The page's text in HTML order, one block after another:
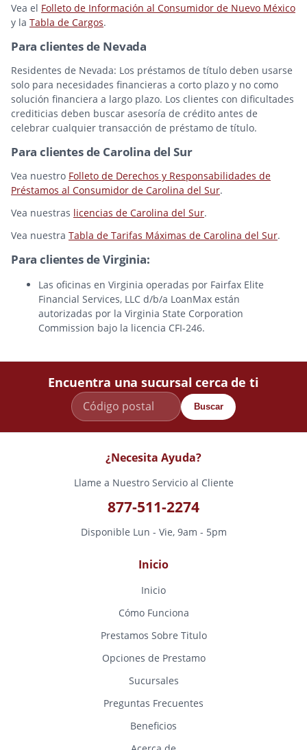
Vea el Folleto de Información al Consumidor de Nuevo México
y la Tabla de Cargos.
Para clientes de Nevada
Residentes de Nevada: Los préstamos de título deben usarse
solo para necesidades financieras a corto plazo y no como
solución financiera a largo plazo. Los clientes con dificultades
crediticias deben buscar asesoría de crédito antes de
celebrar cualquier transacción de préstamo de título.
Para clientes de Carolina del Sur
Vea nuestro Folleto de Derechos y Responsabilidades de
Préstamos al Consumidor de Carolina del Sur.
Vea nuestras licencias de Carolina del Sur.
Vea nuestra Tabla de Tarifas Máximas de Carolina del Sur.
Para clientes de Virginia:
Las oficinas en Virginia operadas por Fairfax Elite
Financial Services, LLC d/b/a LoanMax están
autorizadas por la Virginia State Corporation
Commission bajo la licencia CFI-246.
Encuentra una sucursal cerca de ti
Buscar
¿Necesita Ayuda?
Llame a Nuestro Servicio al Cliente
877-511-2274
Disponible Lun - Vie, 9am - 5pm
Inicio
Inicio
Cómo Funciona
Prestamos Sobre Titulo
Opciones de Prestamo
Sucursales
Preguntas Frecuentes
Beneficios